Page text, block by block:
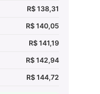
R$ 138,31
R$ 140,05
R$ 141,19
R$ 142,94
R$ 144,72